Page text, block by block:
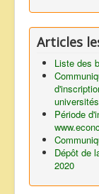
Articles
Liste des
Période
Dépôt de
2020